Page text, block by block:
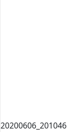
20200606_201046